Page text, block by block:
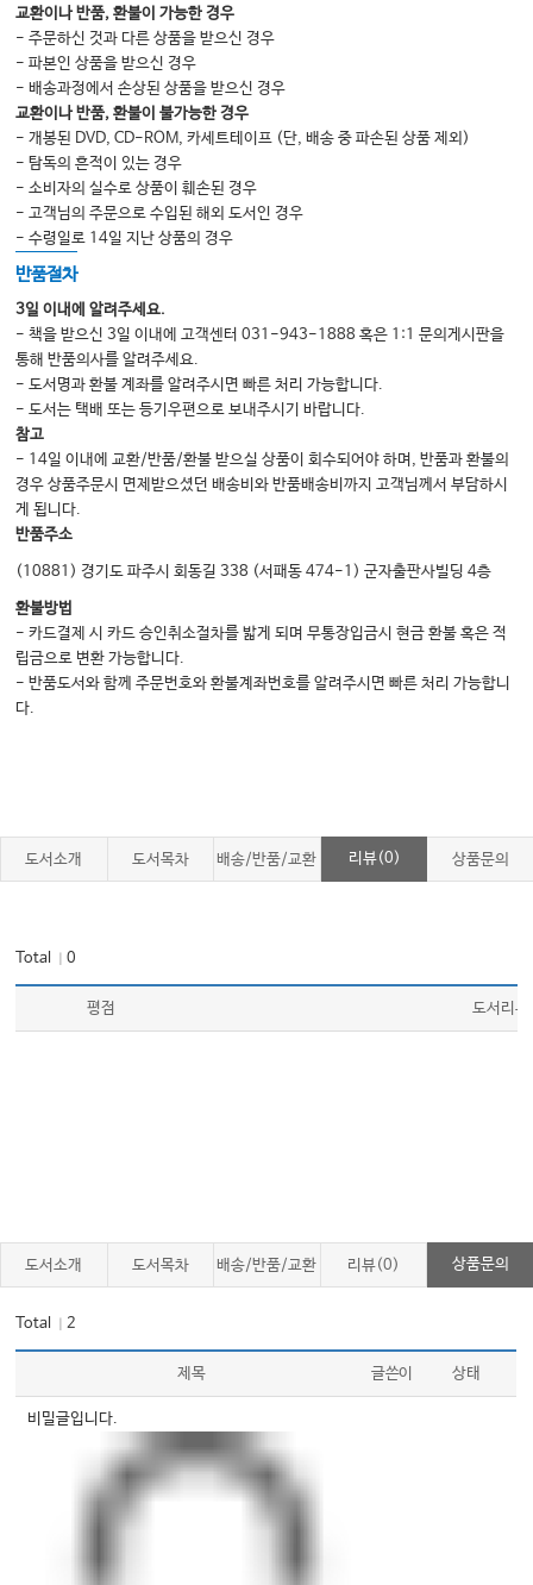
1. 대퇴근막장근
2. 대퇴사두근
3. 봉공근
4. 햄스트링근육
5. 슬와근
6. 비복근
7. 전경골근
8. 장지신근
9. 후경골근
10. 장지굴근
11. 장비골근 & 단비골근
12. 단지굴근
INDEX
교환이나 반품, 환불이 가능한 경우
- 주문하신 것과 다른 상품을 받으신 경우
- 파본인 상품을 받으신 경우
- 배송과정에서 손상된 상품을 받으신 경우
교환이나 반품, 환불이 불가능한 경우
- 개봉된 DVD, CD-ROM, 카세트테이프 (단, 배송 중 파손된 상품 제외)
- 탐독의 흔적이 있는 경우
- 소비자의 실수로 상품이 훼손된 경우
- 고객님의 주문으로 수입된 해외 도서인 경우
- 수령일로 14일 지난 상품의 경우
반품절차
3일 이내에 알려주세요.
- 책을 받으신 3일 이내에 고객센터 031-943-1888 혹은 1:1 문의게시판을
통해 반품의사를 알려주세요.
- 도서명과 환불 계좌를 알려주시면 빠른 처리 가능합니다.
- 도서는 택배 또는 등기우편으로 보내주시기 바랍니다.
참고
- 14일 이내에 교환/반품/환불 받으실 상품이 회수되어야 하며, 반품과 환불의
경우 상품주문시 면제받으셨던 배송비와 반품배송비까지 고객님께서 부담하시
게 됩니다.
반품주소
(10881) 경기도 파주시 회동길 338 (서패동 474-1) 군자출판사빌딩 4층
환불방법
- 카드결제 시 카드 승인취소절차를 밟게 되며 무통장입금시 현금 환불 혹은 적
립금으로 변환 가능합니다.
- 반품도서와 함께 주문번호와 환불계좌번호를 알려주시면 빠른 처리 가능합니
다.
도서소개 도서목차 배송/반품/교환 리뷰(0) 상품문의
Total ｜0
평점 도서리뷰
도서소개 도서목차 배송/반품/교환 리뷰(0) 상품문의
Total ｜2
제목 글쓴이 상태
비밀글입니다.